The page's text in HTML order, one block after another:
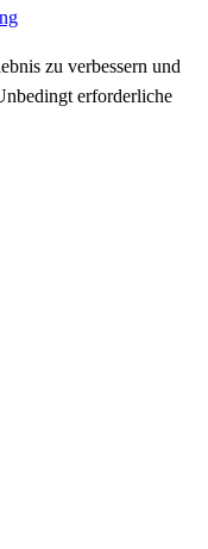
zu verbessern und
erforderliche